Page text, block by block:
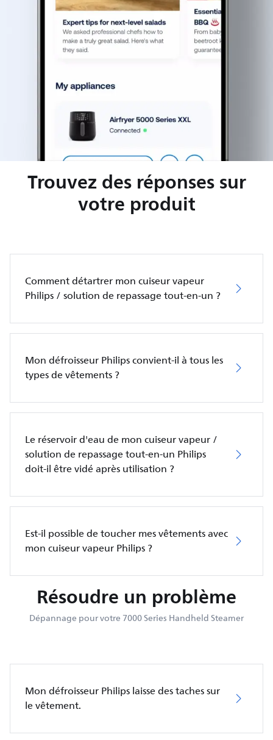
Trouvez des réponses sur
votre produit
Comment détartrer mon cuiseur vapeur
Philips / solution de repassage tout-en-un ?
Mon défroisseur Philips convient-il à tous les
types de vêtements ?
Le réservoir d'eau de mon cuiseur vapeur /
solution de repassage tout-en-un Philips
doit-il être vidé après utilisation ?
Est-il possible de toucher mes vêtements avec
mon cuiseur vapeur Philips ?
Résoudre un problème
Dépannage pour votre 7000 Series Handheld Steamer
Mon défroisseur Philips laisse des taches sur
le vêtement.